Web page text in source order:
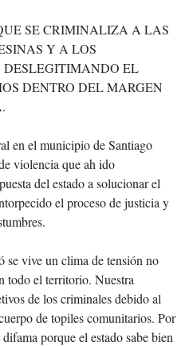
SE CRIMINALIZA A LAS
Y A LOS
DESLEGITIMANDO EL
DENTRO DEL MARGEN
en el municipio de Santiago
violencia que ah ido
del estado a solucionar el
el proceso de justicia y
se vive un clima de tensión no
todo el territorio. Nuestra
de los criminales debido al
de topiles comunitarios. Por
porque el estado sabe bien